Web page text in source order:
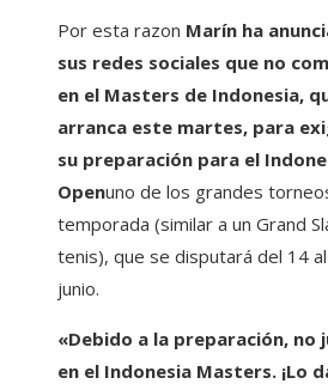
Por esta razon Marín ha
sus redes sociales que no
en el Masters de Indonesia,
arranca este martes, para
su preparación para el
Openuno de los grandes
temporada (similar a un Grand
tenis), que se disputará del 14
junio.
«Debido a la preparación, no
en el Indonesia Masters. ¡Lo